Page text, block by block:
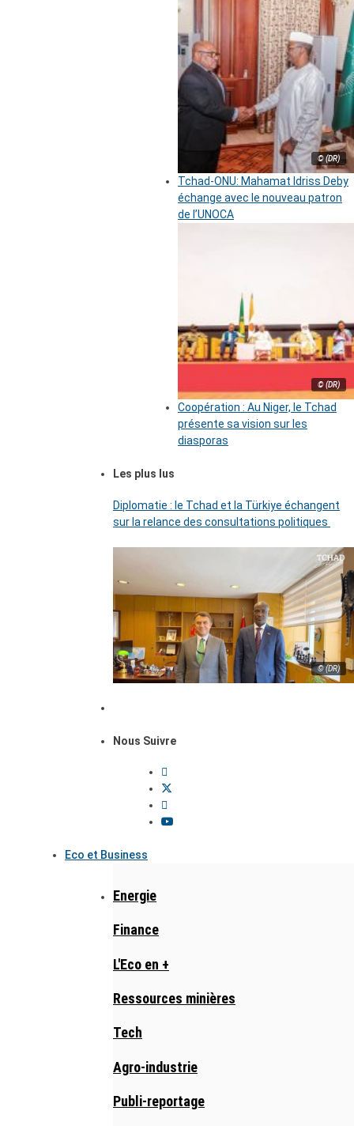
© (DR)
Tchad-ONU: Mahamat Idriss Deby
échange avec le nouveau patron
de l’UNOCA
© (DR)
Coopération : Au Niger, le Tchad
présente sa vision sur les
diasporas
Les plus lus
Diplomatie : le Tchad et la Türkiye échangent
sur la relance des consultations politiques
© (DR)
Nous Suivre
Eco et Business
Energie
Finance
L'Eco en +
Ressources minières
Tech
Agro-industrie
Publi-reportage